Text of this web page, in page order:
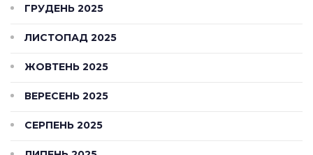
ГРУДЕНЬ 2025
ЛИСТОПАД 2025
ЖОВТЕНЬ 2025
ВЕРЕСЕНЬ 2025
СЕРПЕНЬ 2025